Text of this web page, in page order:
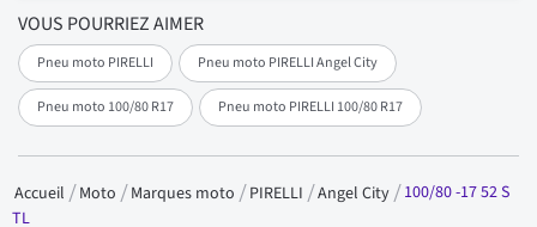
VOUS POURRIEZ AIMER
Pneu moto PIRELLI Pneu moto PIRELLI Angel City
Pneu moto 100/80 R17 Pneu moto PIRELLI 100/80 R17
Accueil Moto Marques moto PIRELLI Angel City
100/80 -17 52 S
TL